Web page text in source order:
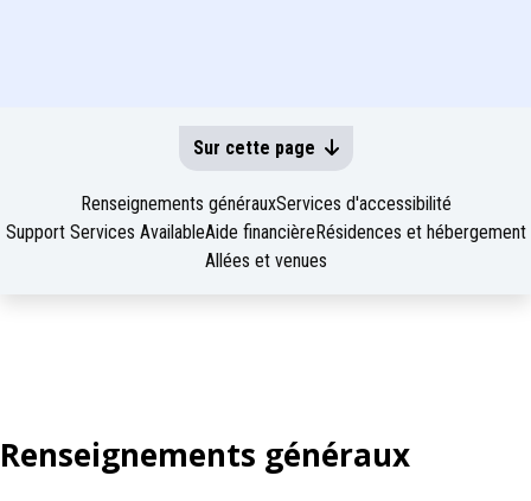
Sur cette page
Renseignements générauxServices d'accessibilité
Support Services AvailableAide financière Résidences et hébergement
Allées et venues
Renseignements généraux